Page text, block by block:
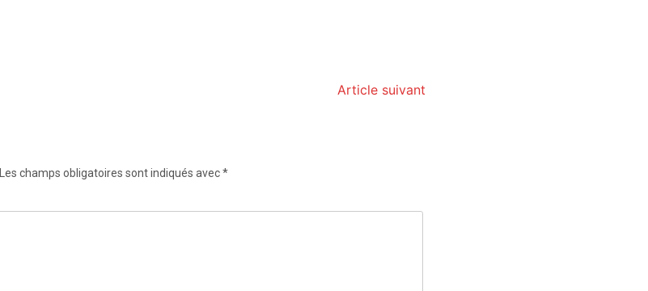
Article suivant
Les champs obligatoires sont indiqués avec*